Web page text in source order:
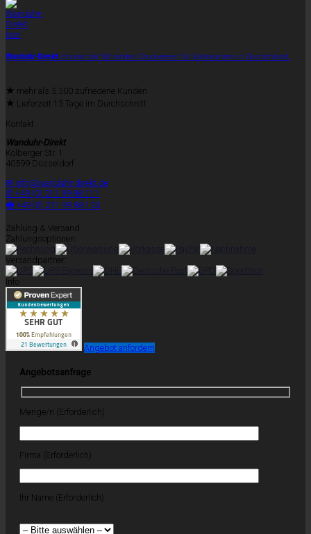
Wanduhr-Direktist einer der führenden Druckereien für Werbeuhren in Deutschland.
★ mehr als 5.500 zufriedene Kunden
★ Lieferzeit 15 Tage im Durchschnitt
Kontakt
Wanduhr-Direkt
Kolberger Str. 1
40599 Düsseldorf
✉ info@wanduhr-direkt.de
✆ +49 (0) 211 99 88 111
🖷 +49 (0) 211 99 88 120
Zahlung & Versand
Zahlungsoptionen:
Versandpartner:
Info
Angebot anfordern
Angebotsanfrage
Menge/n (Erforderlich)
Firma (Erforderlich)
Ihr Name (Erforderlich)